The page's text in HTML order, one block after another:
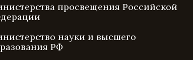
просвещения Российской
науки и высшего
РФ